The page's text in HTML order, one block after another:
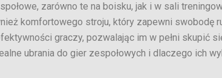
zarówno te na boisku, jak i w sali
komfortowego stroju, który zapewni swobodę
graczy, pozwalając im w pełni skupić
ubrania do gier zespołowych i dlaczego ich